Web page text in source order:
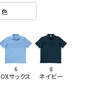
色
6
OXサックス
8
ネイビー